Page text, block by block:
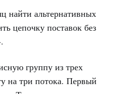
найти альтернативных
цепочку поставок без
группу из трех
на три потока. Первый